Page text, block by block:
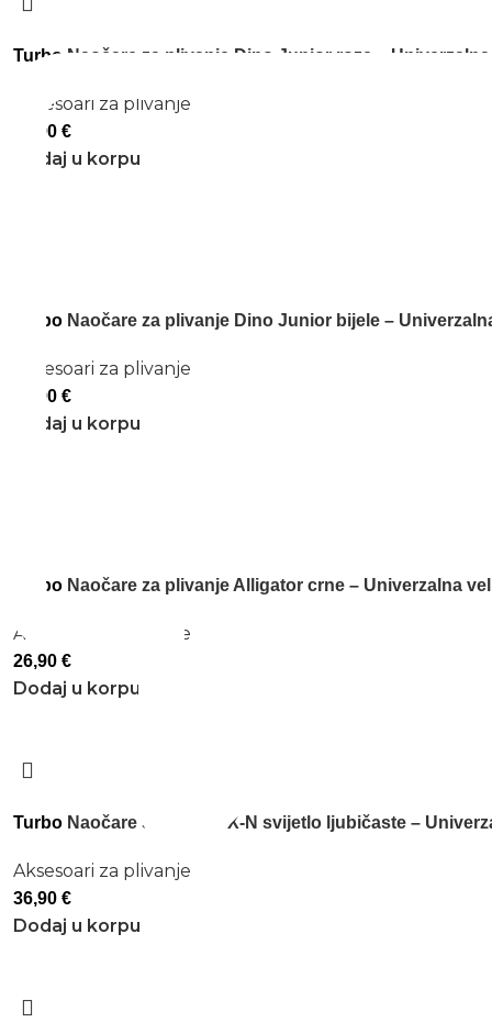
Turbo Naočare za plivanje Dino Junior roze –
Aksesoari za plivanje
18,90 €
Dodaj u korpu
Turbo Naočare za plivanje Dino Junior bijele –
Aksesoari za plivanje
18,90 €
Dodaj u korpu
Turbo Naočare za plivanje Alligator crne – Univerzalna
Aksesoari za plivanje
26,90 €
Dodaj u korpu
Turbo Naočare Swans SRX-N svijetlo ljubičaste –
Aksesoari za plivanje
36,90 €
Dodaj u korpu